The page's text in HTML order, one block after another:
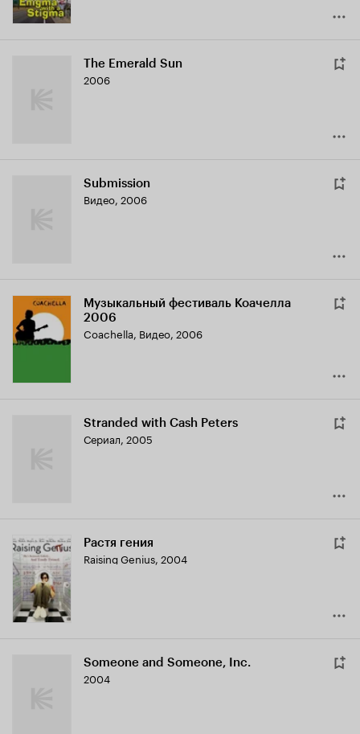
The Emerald Sun
2006
Submission
Видео, 2006
Музыкальный фестиваль Коачелла
2006
Coachella, Видео, 2006
Stranded with Cash Peters
Сериал, 2005
Растя гения
Raising Genius, 2004
Someone and Someone, Inc.
2004